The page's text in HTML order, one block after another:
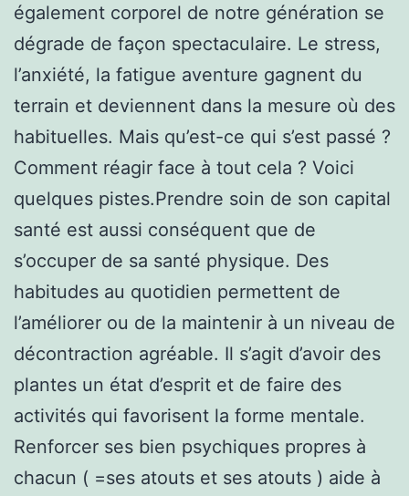
également corporel de notre génération se
dégrade de façon spectaculaire. Le stress,
l’anxiété, la fatigue aventure gagnent du
terrain et deviennent dans la mesure où des
habituelles. Mais qu’est-ce qui s’est passé ?
Comment réagir face à tout cela ? Voici
quelques pistes.Prendre soin de son capital
santé est aussi conséquent que de
s’occuper de sa santé physique. Des
habitudes au quotidien permettent de
l’améliorer ou de la maintenir à un niveau de
décontraction agréable. Il s’agit d’avoir des
plantes un état d’esprit et de faire des
activités qui favorisent la forme mentale.
Renforcer ses bien psychiques propres à
chacun ( =ses atouts et ses atouts ) aide à